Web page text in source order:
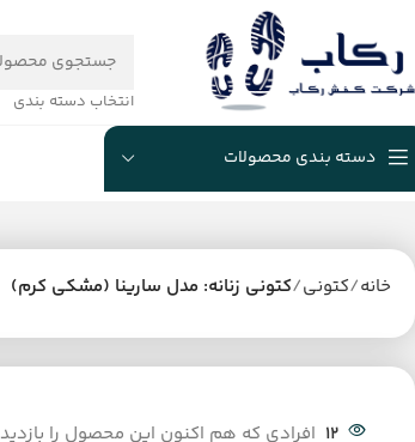
انتخاب دسته بندی
دسته بندی محصولات
خانه کتونی کتونی زنانه: مدل سارینا (مشکی کرم)
12 افرادی که هم اکنون این محصول را بازدید